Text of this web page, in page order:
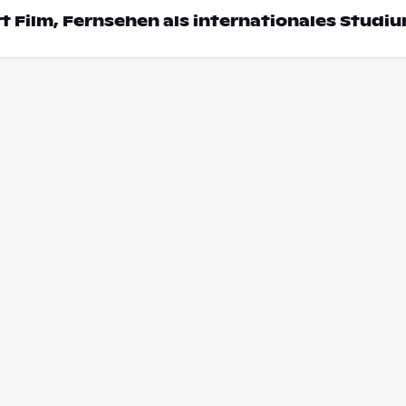
Film, Fernsehen als internationales